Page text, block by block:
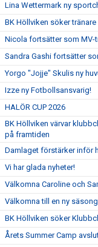
Lina Wettermark ny
BK Höllviken söker
Nicola fortsätter som MV-
Sandra Gashi fortsätter
Yorgo "Jojje" Skulis ny
Izze ny Fotbollsansvarig!
HALÖR CUP 2026
BK Höllviken värvar
på framtiden
Damlaget förstärker inför
Vi har glada nyheter!
Välkomna Caroline och
Välkomna till en ny
BK Höllviken söker
Årets Summer Camp